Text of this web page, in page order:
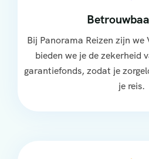
Bij Panorama Reizen zijn we
bieden we je de zekerheid
garantiefonds, zodat je
je reis.